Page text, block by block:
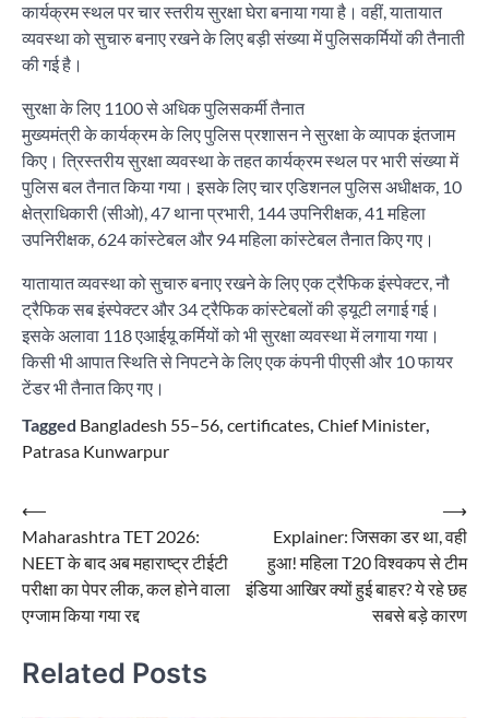
कार्यक्रम स्थल पर चार स्तरीय सुरक्षा घेरा बनाया गया है। वहीं, यातायात
व्यवस्था को सुचारु बनाए रखने के लिए बड़ी संख्या में पुलिसकर्मियों की तैनाती
की गई है।
सुरक्षा के लिए 1100 से अधिक पुलिसकर्मी तैनात
मुख्यमंत्री के कार्यक्रम के लिए पुलिस प्रशासन ने सुरक्षा के व्यापक इंतजाम
किए। त्रिस्तरीय सुरक्षा व्यवस्था के तहत कार्यक्रम स्थल पर भारी संख्या में
पुलिस बल तैनात किया गया। इसके लिए चार एडिशनल पुलिस अधीक्षक, 10
क्षेत्राधिकारी (सीओ), 47 थाना प्रभारी, 144 उपनिरीक्षक, 41 महिला
उपनिरीक्षक, 624 कांस्टेबल और 94 महिला कांस्टेबल तैनात किए गए।
यातायात व्यवस्था को सुचारु बनाए रखने के लिए एक ट्रैफिक इंस्पेक्टर, नौ
ट्रैफिक सब इंस्पेक्टर और 34 ट्रैफिक कांस्टेबलों की ड्यूटी लगाई गई।
इसके अलावा 118 एआईयू कर्मियों को भी सुरक्षा व्यवस्था में लगाया गया।
किसी भी आपात स्थिति से निपटने के लिए एक कंपनी पीएसी और 10 फायर
टेंडर भी तैनात किए गए।
Tagged Bangladesh 55–56, certificates, Chief Minister,
Patrasa Kunwarpur
Post
navigation
⟵
Maharashtra TET 2026:
NEET के बाद अब महाराष्ट्र टीईटी
परीक्षा का पेपर लीक, कल होने वाला
एग्जाम किया गया रद्द
Explainer: जिसका डर था, वही
हुआ! महिला T20 विश्वकप से टीम
इंडिया आखिर क्यों हुई बाहर? ये रहे छह
सबसे बड़े कारण
⟶
Related Posts